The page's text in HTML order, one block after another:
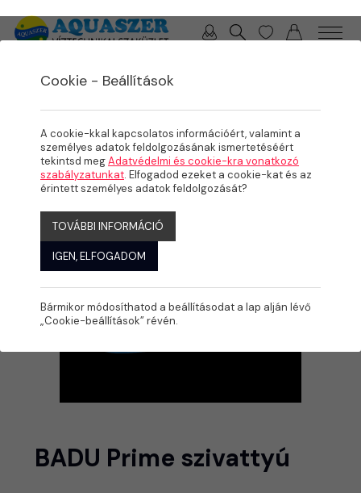
BADU Prime szivattyú
Cookie - Beállítások
A cookie-kkal kapcsolatos információért, valamint a
személyes adatok feldolgozásának ismertetéséért
tekintsd megAdatvédelmi és cookie-kra vonatkozó
szabályzatunkat. Elfogadod ezeket a cookie-kat és az
érintett személyes adatok feldolgozását?
TOVÁBBI INFORMÁCIÓ
IGEN, ELFOGADOM
Bármikor módosíthatod a beállításodat a lap alján lévő
„Cookie-beállítások” révén.